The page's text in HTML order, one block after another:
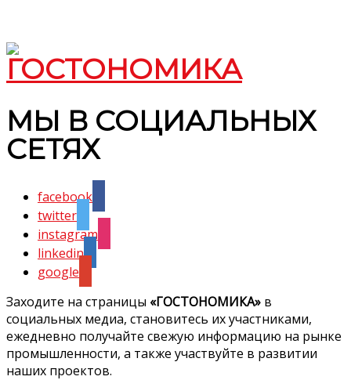
МЫ В СОЦИАЛЬНЫХ
СЕТЯХ
facebook
twitter
instagram
linkedin
google
Заходите на страницы «ГОСТОНОМИКА» в
социальных медиа, становитесь их участниками,
ежедневно получайте свежую информацию на рынке
промышленности, а также участвуйте в развитии
наших проектов.